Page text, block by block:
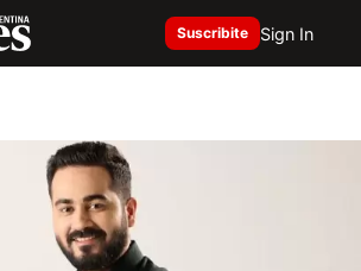
Suscribite Sign In